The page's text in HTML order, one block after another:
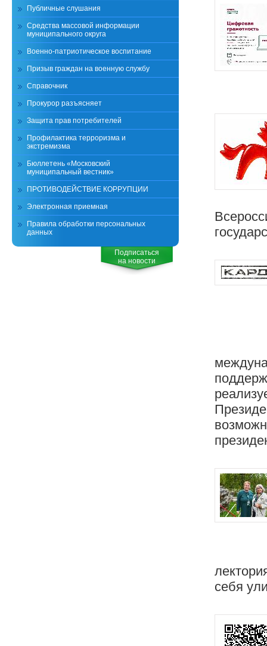
себя
Публичные слушания
Средства массовой информации
муниципального округа
Военно-патриотическое воспитание
Призыв граждан на военную службу
Справочник
Прокурор разъясняет
Защита прав потребителей
Профилактика терроризма и
экстремизма
Бюллетень «Московский
муниципальный вестник»
ПРОТИВОДЕЙСТВИЕ КОРРУПЦИИ
Электронная приемная
Правила обработки персональных
данных
Подписаться
на новости